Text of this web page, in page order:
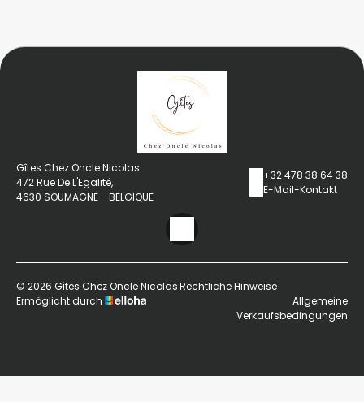
Gîtes Chez Oncle Nicolas
472 Rue De L'Egalité,
4630 SOUMAGNE - BELGIQUE
+32 478 38 64 38
E-Mail-Kontakt
© 2026 Gîtes Chez Oncle Nicolas
Ermöglicht durch
Rechtliche Hinweise
Allgemeine
Verkaufsbedingungen